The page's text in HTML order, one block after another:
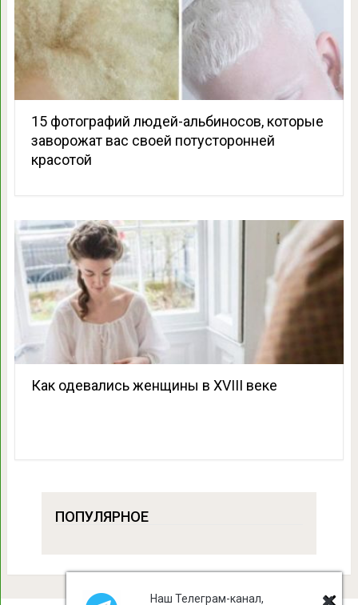
15 фотографий людей-альбиносов, которые
заворожат вас своей потусторонней
красотой
Как одевались женщины в XVIII веке
ПОПУЛЯРНОЕ
Наш Телеграм-канал,